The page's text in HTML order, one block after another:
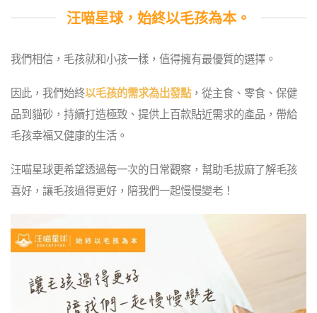
汪喵星球，始終以毛孩為本。
我們相信，毛孩就和小孩一樣，值得擁有最優質的選擇。
因此，我們始終以毛孩的需求為出發點，從主食、零食、保健
品到貓砂，持續打造極致、提供上百款貼近需求的產品，帶給
毛孩幸福又健康的生活。
汪喵星球更希望透過每一次的日常觀察，幫助毛拔麻了解毛孩
喜好，讓毛孩過得更好，陪我們一起慢慢變老！